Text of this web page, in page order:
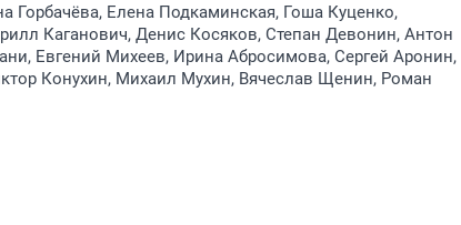
Горбачёва, Елена Подкаминская, Гоша Куценко,
Каганович, Денис Косяков, Степан Девонин, Антон
Евгений Михеев, Ирина Абросимова, Сергей Аронин,
Конухин, Михаил Мухин, Вячеслав Щенин, Роман